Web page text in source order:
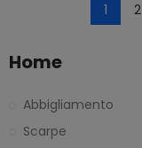
1 2
Home
Abbigliamento
Scarpe